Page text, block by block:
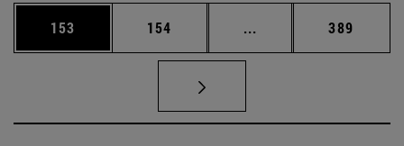
Página
153 Página
154 ... Páginas intermedias
Página
389